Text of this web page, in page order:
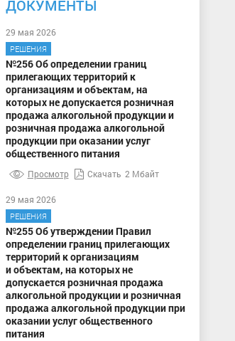
ДОКУМЕНТЫ
29 мая 2026
РЕШЕНИЯ
№256 Об определении границ
прилегающих территорий к
организациям и объектам, на
которых не допускается розничная
продажа алкогольной продукции и
розничная продажа алкогольной
продукции при оказании услуг
общественного питания
Просмотр Скачать 2 Мбайт
29 мая 2026
РЕШЕНИЯ
№255 Об утверждении Правил
определении границ прилегающих
территорий к организациям
и объектам, на которых не
допускается розничная продажа
алкогольной продукции и розничная
продажа алкогольной продукции при
оказании услуг общественного
питания